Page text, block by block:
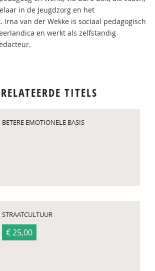
in de Jeugdzorg en het
Irna van der Wekke is sociaal pedagogisch
en werkt als zelfstandig
TITELS
BETERE EMOTIONELE BASIS
STRAATCULTUUR
€ 25,00